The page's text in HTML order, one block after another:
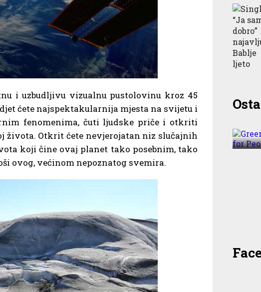
i uzbudljivu vizualnu pustolovinu kroz 45
ćete najspektakularnija mjesta na svijetu i
fenomenima, čuti ljudske priče i otkriti
života. Otkrit ćete nevjerojatan niz slučajnih
koji čine ovaj planet tako posebnim, tako
ovog, većinom nepoznatog svemira.
Face